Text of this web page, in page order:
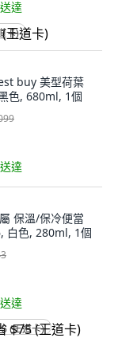
達
卡)
buy 美型荷葉
色, 680ml, 1個
達
保溫/保冷便當
白色, 280ml, 1個
達
(王道卡)